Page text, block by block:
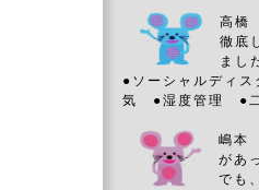
高橋
徹底
まし
●ソーシャルディ
気 ●湿度管理 ●二
嶋本
があ
でも